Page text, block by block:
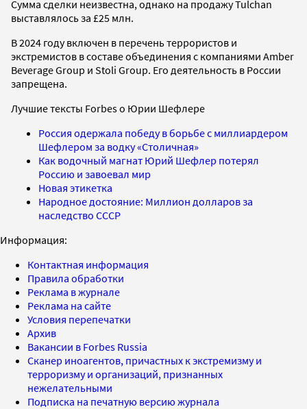
Сумма сделки неизвестна, однако на продажу Tulchan
выставлялось за £25 млн.
В 2024 году включен в перечень террористов и
экстремистов в составе объединения с компаниями Amber
Beverage Group и Stoli Group. Его деятельность в России
запрещена.
Лучшие тексты Forbes о Юрии Шефлере
Россия одержала победу в борьбе с миллиардером
Шефлером за водку «Столичная»
Как водочный магнат Юрий Шефлер потерял
Россию и завоевал мир
Новая этикетка
Народное достояние: Миллион долларов за
наследство СССР
Информация:
Контактная информация
Правила обработки
Реклама в журнале
Реклама на сайте
Условия перепечатки
Архив
Вакансии в Forbes Russia
Сканер иноагентов, причастных к экстремизму и
терроризму и организаций, признанных
нежелательными
Подписка на печатную версию журнала